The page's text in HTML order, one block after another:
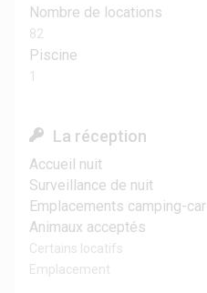
Nombre de locations
82
Piscine
1
La réception
Accueil nuit
Surveillance de nuit
Emplacements camping-car
Animaux acceptés
Certains locatifs
Emplacement